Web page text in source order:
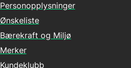
Personopplysninger
Ønskeliste
Bærekraft og Miljø
Merker
Kundeklubb